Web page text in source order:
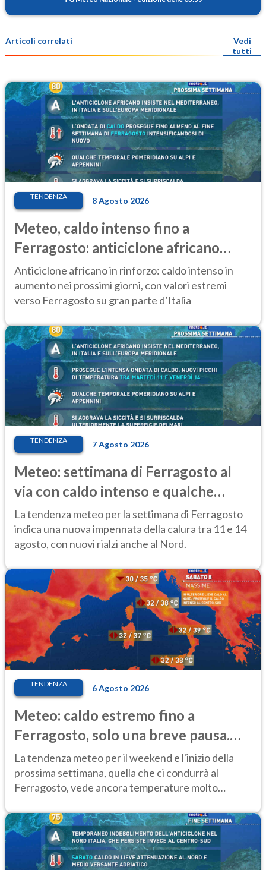
Articoli correlati
Vedi
tutti
TENDENZA 8 Agosto 2026
Meteo, caldo intenso fino a
Ferragosto: anticiclone africano
ancora protagonista
Anticiclone africano in rinforzo: caldo intenso in
aumento nei prossimi giorni, con valori estremi
verso Ferragosto su gran parte d’Italia
TENDENZA 7 Agosto 2026
Meteo: settimana di Ferragosto al
via con caldo intenso e qualche
temporale
La tendenza meteo per la settimana di Ferragosto
indica una nuova impennata della calura tra 11 e 14
agosto, con nuovi rialzi anche al Nord.
TENDENZA 6 Agosto 2026
Meteo: caldo estremo fino a
Ferragosto, solo una breve pausa.
Ecco dove
La tendenza meteo per il weekend e l'inizio della
prossima settimana, quella che ci condurrà al
Ferragosto, vede ancora temperature molto